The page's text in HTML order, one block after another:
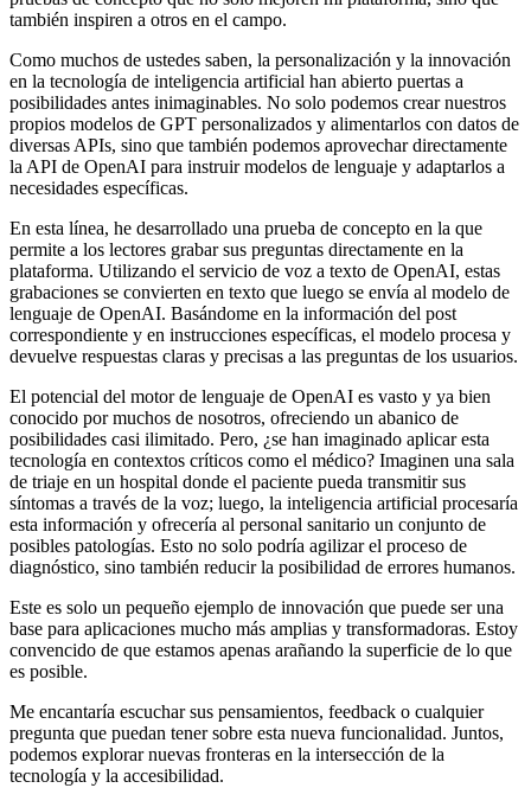
también inspiren a otros en el campo.
Como muchos de ustedes saben, la personalización y la innovación
en la tecnología de inteligencia artificial han abierto puertas a
posibilidades antes inimaginables. No solo podemos crear nuestros
propios modelos de GPT personalizados y alimentarlos con datos de
diversas APIs, sino que también podemos aprovechar directamente
la API de OpenAI para instruir modelos de lenguaje y adaptarlos a
necesidades específicas.
En esta línea, he desarrollado una prueba de concepto en la que
permite a los lectores grabar sus preguntas directamente en la
plataforma. Utilizando el servicio de voz a texto de OpenAI, estas
grabaciones se convierten en texto que luego se envía al modelo de
lenguaje de OpenAI. Basándome en la información del post
correspondiente y en instrucciones específicas, el modelo procesa y
devuelve respuestas claras y precisas a las preguntas de los usuarios.
El potencial del motor de lenguaje de OpenAI es vasto y ya bien
conocido por muchos de nosotros, ofreciendo un abanico de
posibilidades casi ilimitado. Pero, ¿se han imaginado aplicar esta
tecnología en contextos críticos como el médico? Imaginen una sala
de triaje en un hospital donde el paciente pueda transmitir sus
síntomas a través de la voz; luego, la inteligencia artificial procesaría
esta información y ofrecería al personal sanitario un conjunto de
posibles patologías. Esto no solo podría agilizar el proceso de
diagnóstico, sino también reducir la posibilidad de errores humanos.
Este es solo un pequeño ejemplo de innovación que puede ser una
base para aplicaciones mucho más amplias y transformadoras. Estoy
convencido de que estamos apenas arañando la superficie de lo que
es posible.
Me encantaría escuchar sus pensamientos, feedback o cualquier
pregunta que puedan tener sobre esta nueva funcionalidad. Juntos,
podemos explorar nuevas fronteras en la intersección de la
tecnología y la accesibilidad.